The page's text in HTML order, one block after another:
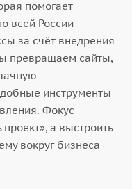
помогает
всей России
за счёт внедрения
превращаем сайты,
инструменты
Фокус
а выстроить
вокруг бизнеса